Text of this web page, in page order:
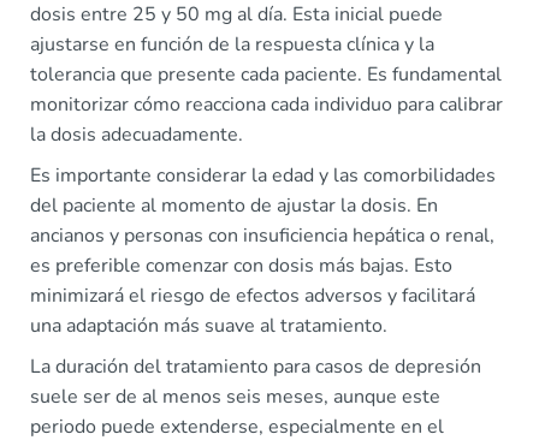
dosis entre 25 y 50 mg al día. Esta inicial puede
ajustarse en función de la respuesta clínica y la
tolerancia que presente cada paciente. Es fundamental
monitorizar cómo reacciona cada individuo para calibrar
la dosis adecuadamente.
Es importante considerar la edad y las comorbilidades
del paciente al momento de ajustar la dosis. En
ancianos y personas con insuficiencia hepática o renal,
es preferible comenzar con dosis más bajas. Esto
minimizará el riesgo de efectos adversos y facilitará
una adaptación más suave al tratamiento.
La duración del tratamiento para casos de depresión
suele ser de al menos seis meses, aunque este
periodo puede extenderse, especialmente en el